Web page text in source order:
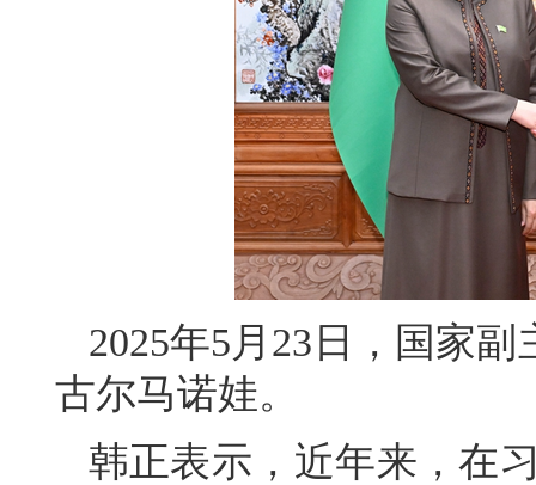
2025年5月23日，国家
古尔马诺娃。
韩正表示，近年来，在